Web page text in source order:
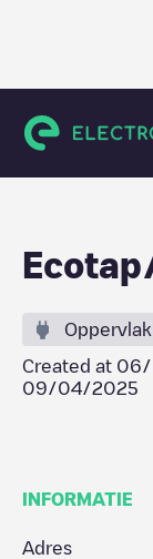
Berkel en
Oppervlak
Created at 06/
09/04/2025
INFORMATIE
Adres